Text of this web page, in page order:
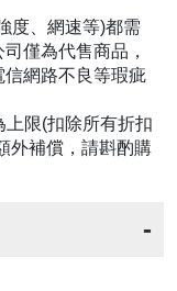
度、網速等)都需
僅為代售商品，
網路不良等瑕疵
限(扣除所有折扣
外補償，請斟酌購